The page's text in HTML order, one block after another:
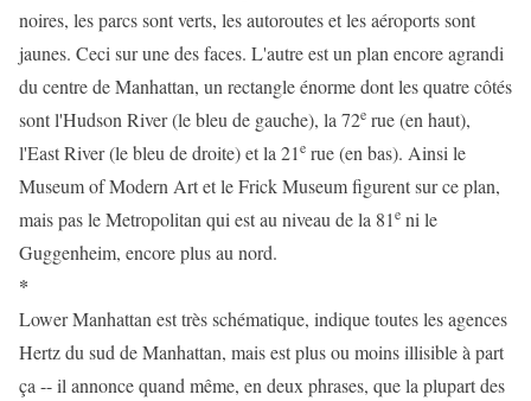
noires, les parcs sont verts, les autoroutes et les aéroports sont
jaunes. Ceci sur une des faces. L'autre est un plan encore agrandi
du centre de Manhattan, un rectangle énorme dont les quatre côtés
sont l'Hudson River (le bleu de gauche), la 72e rue (en haut),
l'East River (le bleu de droite) et la 21e rue (en bas). Ainsi le
Museum of Modern Art et le Frick Museum figurent sur ce plan,
mais pas le Metropolitan qui est au niveau de la 81e ni le
Guggenheim, encore plus au nord.
*
Lower Manhattan est très schématique, indique toutes les agences
Hertz du sud de Manhattan, mais est plus ou moins illisible à part
ça -- il annonce quand même, en deux phrases, que la plupart des